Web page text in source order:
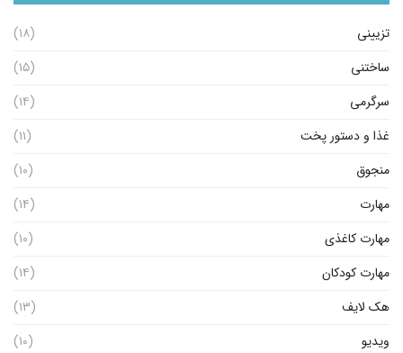
تزیینی
(۱۸)
ساختنی
(۱۵)
سرگرمی
(۱۴)
غذا و دستور پخت
(۱۱)
منجوق
(۱۰)
مهارت
(۱۴)
مهارت کاغذی
(۱۰)
مهارت کودکان
(۱۴)
هک لایف
(۱۳)
ویدیو
(۱۰)